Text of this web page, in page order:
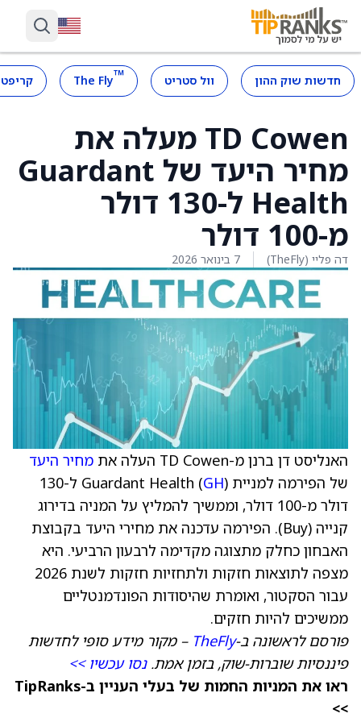
חדשות שוק ההון וול סטריט ™
The Fly
TD Cowen מעלה את
מחיר היעד של Guardant
Health ל-130 דולר
מ-100 דולר
דה פליי (TheFly) 7 בינואר 2026
האנליסט דן ברנן מ-TD Cowen העלה את
מחיר היעד
של הפירמה למניית Guardant Health ( GH
) ל-130
דולר מ-100 דולר, וממשיך להמליץ על המניה בדירוג
קנייה (Buy). הפירמה עדכנה את מחירי היעד בקבוצת
האבחון כחלק מתצוגה מקדימה לרבעון הרביעי. היא
מצפה לתוצאות חזקות ולתחזיות חזקות לשנת 2026
עבור הסקטור, ואומרת שהיסודות הפונדמנטליים
ממשיכים להיות חזקים.
פורסם לראשונה ב-TheFly – מקור מידע סופי לחדשות
פיננסיות שוברות-שוק, בזמן אמת.נסו עכשיו >>
ראו את המניות החמות של בעלי העניין ב-TipRanks
>>